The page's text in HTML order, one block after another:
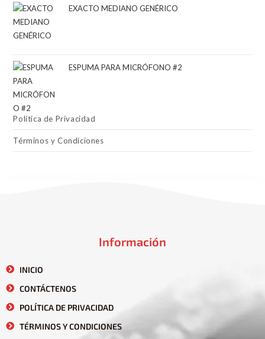
EXACTO MEDIANO GENÉRICO
ESPUMA PARA MICRÓFONO #2
Política de Privacidad
Términos y Condiciones
Información
INICIO
CONTÁCTENOS
POLÍTICA DE PRIVACIDAD
TÉRMINOS Y CONDICIONES